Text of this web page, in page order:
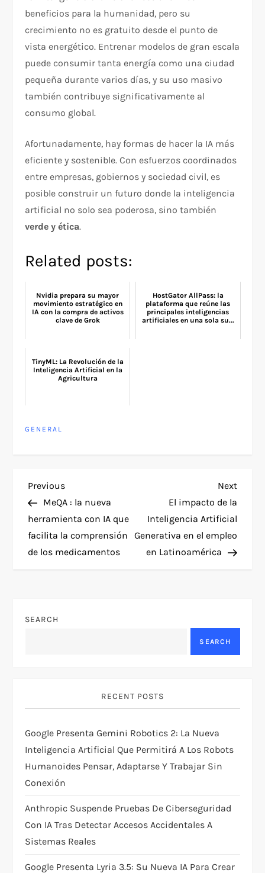
beneficios para la humanidad, pero su
crecimiento no es gratuito desde el punto de
vista energético. Entrenar modelos de gran escala
puede consumir tanta energía como una ciudad
pequeña durante varios días, y su uso masivo
también contribuye significativamente al
consumo global.
Afortunadamente, hay formas de hacer la IA más
eficiente y sostenible. Con esfuerzos coordinados
entre empresas, gobiernos y sociedad civil, es
posible construir un futuro donde la inteligencia
artificial no solo sea poderosa, sino también
verde y ética.
Related posts:
Nvidia prepara su mayor
movimiento estratégico en
IA con la compra de activos
clave de Grok
HostGator AllPass: la
plataforma que reúne las
principales inteligencias
artificiales en una sola su...
TinyML: La Revolución de la
Inteligencia Artificial en la
Agricultura
GENERAL
P
o
s
a
g
a
t
i
o
n
Previous
Post
Previous
MeQA : la nueva
herramienta con IA que
facilita la comprensión
de los medicamentos
Next
Post
Next
El impacto de la
Inteligencia Artificial
Generativa en el empleo
en Latinoamérica
SEARCH
SEARCH
RECENT POSTS
Google Presenta Gemini Robotics 2: La Nueva
Inteligencia Artificial Que Permitirá A Los Robots
Humanoides Pensar, Adaptarse Y Trabajar Sin
Conexión
Anthropic Suspende Pruebas De Ciberseguridad
Con IA Tras Detectar Accesos Accidentales A
Sistemas Reales
Google Presenta Lyria 3.5: Su Nueva IA Para Crear